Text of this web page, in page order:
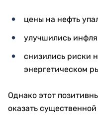
цены на нефть
улучшились
снизились риски
энергетическом
Однако этот
оказать